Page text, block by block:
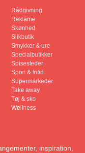
Rådgivning
Reklame
Skønhed
Slikbutik
Smykker & ure
Specialbutikker
Spisesteder
Sport & fritid
Supermarkeder
Take away
Tøj & sko
Wellness
inspiration,